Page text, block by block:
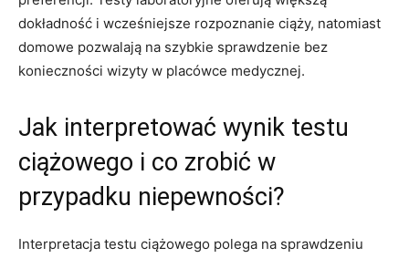
dokładność i wcześniejsze rozpoznanie ciąży, natomiast
domowe pozwalają na szybkie sprawdzenie bez
konieczności wizyty w placówce medycznej.
Jak interpretować wynik testu
ciążowego i co zrobić w
przypadku niepewności?
Interpretacja testu ciążowego polega na sprawdzeniu